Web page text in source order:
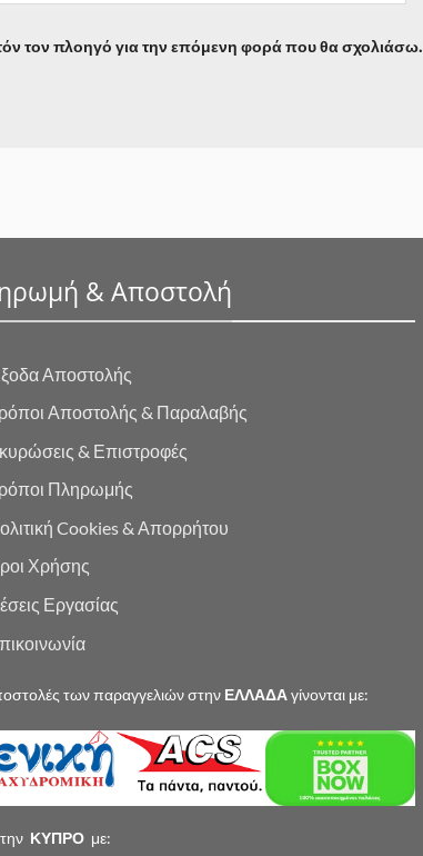
τον πλοηγό για την επόμενη φορά που θα σχολιάσω.
& Αποστολή
Αποστολής
Αποστολής & Παραλαβής
& Επιστροφές
Πληρωμής
Cookies & Απορρήτου
Χρήσης
Εργασίας
των παραγγελιών στην ΕΛΛΑΔΑγίνονται με:
ΚΥΠΡΟ με: